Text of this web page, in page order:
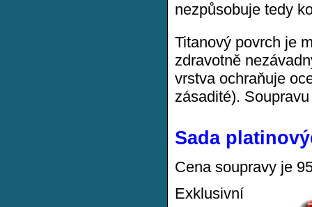
nezpůsobuje tedy
Titanový povrch je
zdravotně
vrstva ochraňuje
zásadité).
Sada
Cena soupravy je
Exklusivní